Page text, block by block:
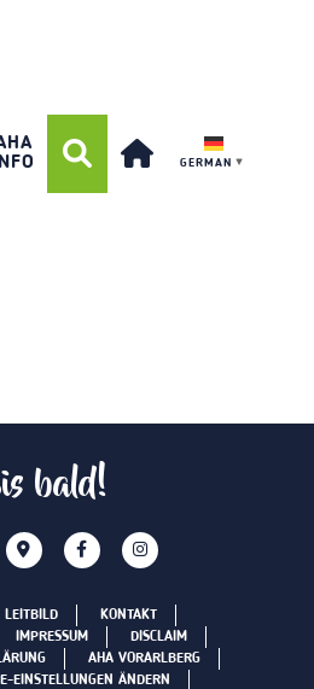
GERMAN ▼
bald!
LEITBILD
KONTAKT
IMPRESSUM
DISCLAIM
AHA VORARLBERG
EINSTELLUNGEN ÄNDERN